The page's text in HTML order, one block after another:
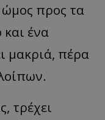
προς τα
ένα
μακριά, πέρα
τρέχει